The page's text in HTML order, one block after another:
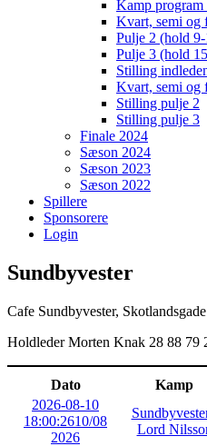
Kamp program
Kvart, semi og
Pulje 2 (hold
Pulje 3 (hold
Stilling
Kvart, semi og
Stilling pulje 2
Stilling pulje 3
Finale 2024
Sæson 2024
Sæson 2023
Sæson 2022
Spillere
Sponsorere
Login
Sundbyvester
Cafe Sundbyvester,
Holdleder Morten Knak 28 88 79
Dato Kamp
2026-08-10
18:00:2610/08
2026
Lord